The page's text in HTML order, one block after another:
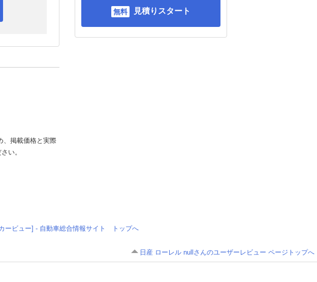
、掲載価格と実際
い。
見積りスタート
ービュー] - 自動車総合情報サイト トップへ
日産 ローレル nullさんのユーザーレビュー ページトップへ